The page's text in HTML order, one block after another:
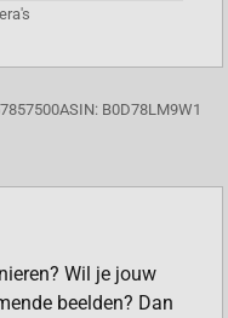
ASIN: B0D78LM9W1
Wil je jouw
beelden? Dan